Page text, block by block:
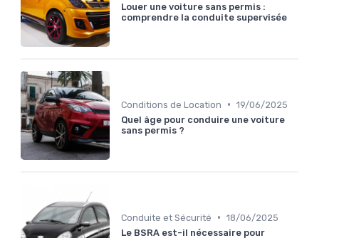
Louer une voiture sans permis :
comprendre la conduite supervisée
Conditions de Location • 19/06/2025
Quel âge pour conduire une voiture
sans permis ?
Conduite et Sécurité • 18/06/2025
Le BSRA est-il nécessaire pour